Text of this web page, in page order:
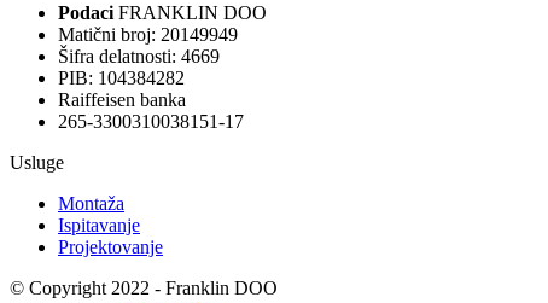
Podaci FRANKLIN DOO
Matični broj: 20149949
Šifra delatnosti: 4669
PIB: 104384282
Raiffeisen banka
265-3300310038151-17
Usluge
Montaža
Ispitavanje
Projektovanje
© Copyright 2022 - Franklin DOO